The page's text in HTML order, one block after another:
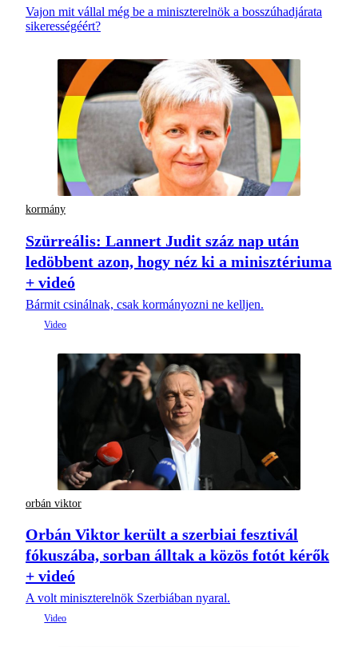
Vajon mit vállal még be a miniszterelnök a bosszúhadjárata
sikerességéért?
kormány
Szürreális: Lannert Judit száz nap után
ledöbbent azon, hogy néz ki a minisztériuma
+ videó
Bármit csinálnak, csak kormányozni ne kelljen.
orbán viktor
Orbán Viktor került a szerbiai fesztivál
fókuszába, sorban álltak a közös fotót kérők
+ videó
A volt miniszterelnök Szerbiában nyaral.